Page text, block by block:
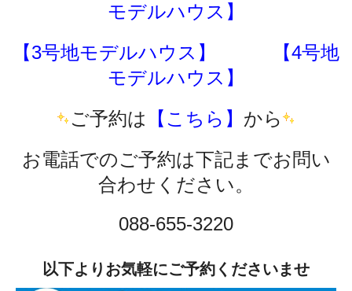
モデルハウス】
【3号地モデルハウス】
【4号地
モデルハウス】
ご予約は 【こちら】 から
お電話でのご予約は下記までお問い
合わせください。
088-655-3220
以下よりお気軽にご予約くださいませ